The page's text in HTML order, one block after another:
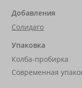
Добавления
Солидаго
Упаковка
Колба-пробирка
Современная